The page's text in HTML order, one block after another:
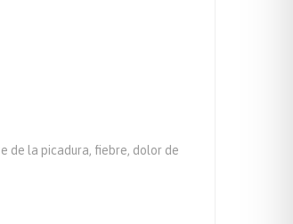
de la picadura, fiebre, dolor de